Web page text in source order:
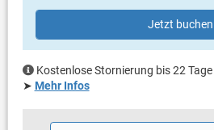
Fön
Waschmaschine in der Unterkunft
Internet per WLAN
Jetzt buchen
Kostenlose Stornierung bis 22
➤ Mehr Infos